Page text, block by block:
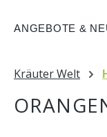
ANGEBOTE &
Kräuter Welt